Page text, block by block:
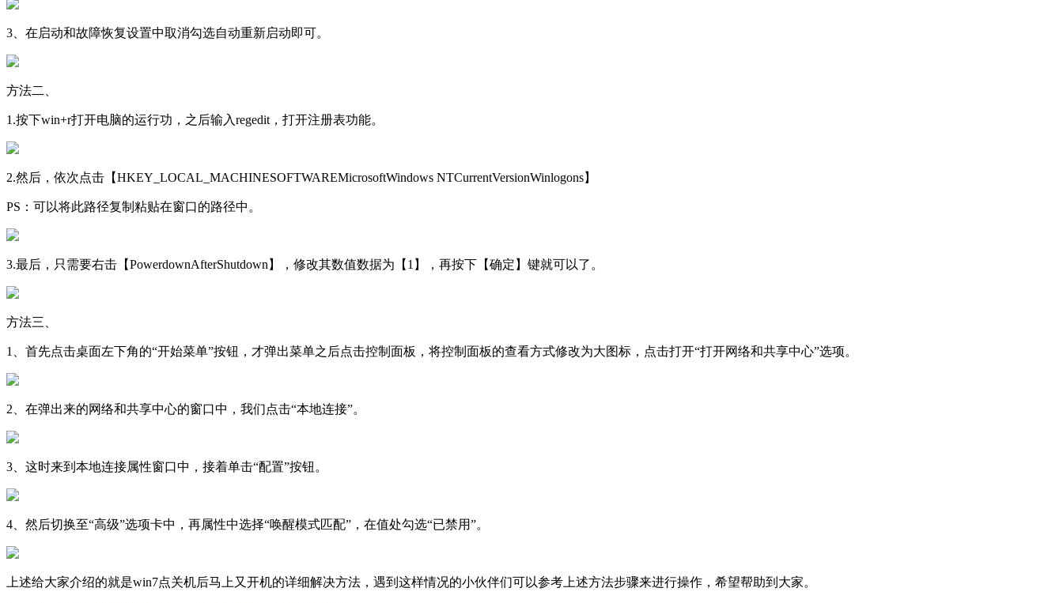
3、在启动和故障恢复设置中取消勾选自动重新启动即可。
方法二、
1.按下win+r打开电脑的运行功，之后输入regedit，打开注册表功能。
2.然后，依次点击【HKEY_LOCAL_MACHINESOFTWAREMicrosoftWindows NTCurrentVersionWinlogons】
PS：可以将此路径复制粘贴在窗口的路径中。
3.最后，只需要右击【PowerdownAfterShutdown】，修改其数值数据为【1】，再按下【确定】键就可以了。
方法三、
1、首先点击桌面左下角的“开始菜单”按钮，才弹出菜单之后点击控制面板，将控制面板的查看方式修改为大图标，点击打开“打开网络和共享中心”选项。
2、在弹出来的网络和共享中心的窗口中，我们点击“本地连接”。
3、这时来到本地连接属性窗口中，接着单击“配置”按钮。
4、然后切换至“高级”选项卡中，再属性中选择“唤醒模式匹配”，在值处勾选“已禁用”。
上述给大家介绍的就是win7点关机后马上又开机的详细解决方法，遇到这样情况的小伙伴们可以参考上述方法步骤来进行操作，希望帮助到大家。